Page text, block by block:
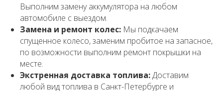
Выполним замену аккумулятора на любом
автомобиле с выездом.
Замена и ремонт колес: Мы подкачаем
спущенное колесо, заменим пробитое на запасное,
по возможности выполним ремонт покрышки на
месте.
Экстренная доставка топлива:Доставим
любой вид топлива в Санкт-Петербурге и